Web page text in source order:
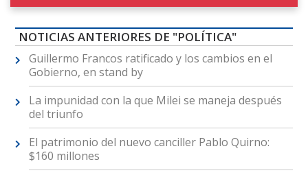
NOTICIAS ANTERIORES DE "POLÍTICA"
Guillermo Francos ratificado y los cambios en el
Gobierno, en stand by
La impunidad con la que Milei se maneja después
del triunfo
El patrimonio del nuevo canciller Pablo Quirno:
$160 millones